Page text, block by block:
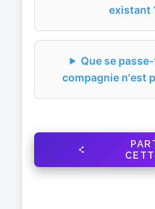
existant
Que se
compagnie n'est